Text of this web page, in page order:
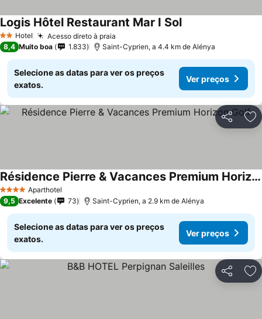
2 Estrelas
Hotel Acesso direto à praia
Logis Hôtel Restaurant Mar I Sol
8,4 Muito boa 1.833 Saint-Cyprien, a 4.4 km de Alénya
Selecione as datas para ver os preços
exatos.
Ver preços
Partilhar
4 EstrelasAparthotel
Résidence Pierre & Vacances Premium Horizon Golf
9,5 Excelente 73 Saint-Cyprien, a 2.9 km de Alénya
Selecione as datas para ver os preços
exatos.
Ver preços
Partilhar